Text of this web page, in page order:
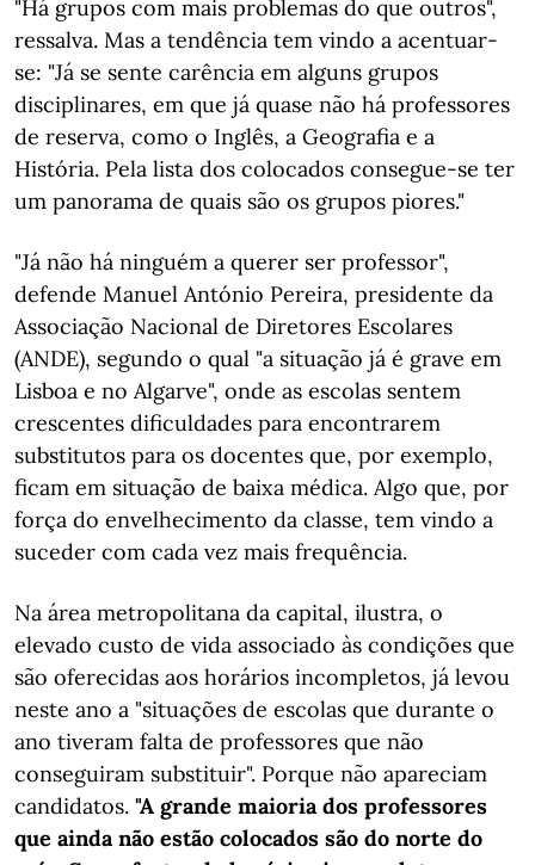
"Há grupos com mais problemas do que outros",
ressalva. Mas a tendência tem vindo a acentuar-
se: "Já se sente carência em alguns grupos
disciplinares, em que já quase não há professores
de reserva, como o Inglês, a Geografia e a
História. Pela lista dos colocados consegue-se ter
um panorama de quais são os grupos piores."
"Já não há ninguém a querer ser professor",
defende Manuel António Pereira, presidente da
Associação Nacional de Diretores Escolares
(ANDE), segundo o qual "a situação já é grave em
Lisboa e no Algarve", onde as escolas sentem
crescentes dificuldades para encontrarem
substitutos para os docentes que, por exemplo,
ficam em situação de baixa médica. Algo que, por
força do envelhecimento da classe, tem vindo a
suceder com cada vez mais frequência.
Na área metropolitana da capital, ilustra, o
elevado custo de vida associado às condições que
são oferecidas aos horários incompletos, já levou
neste ano a "situações de escolas que durante o
ano tiveram falta de professores que não
conseguiram substituir". Porque não apareciam
candidatos. "A grande maioria dos professores
que ainda não estão colocados são do norte do